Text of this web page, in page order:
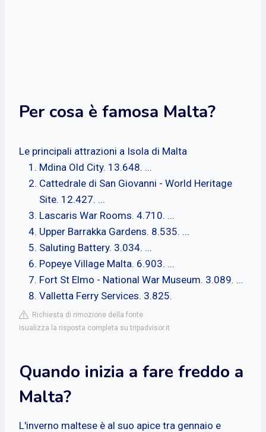
Per cosa è famosa Malta?
Le principali attrazioni a Isola di Malta
Mdina Old City. 13.648. ...
Cattedrale di San Giovanni - World Heritage
Site. 12.427. ...
Lascaris War Rooms. 4.710. ...
Upper Barrakka Gardens. 8.535. ...
Saluting Battery. 3.034. ...
Popeye Village Malta. 6.903. ...
Fort St Elmo - National War Museum. 3.089. ...
Valletta Ferry Services. 3.825.
Richiesta di rimozione della fonte
isualizza la risposta completa su tripadvisor.it
Quando inizia a fare freddo a
Malta?
L'inverno maltese è al suo apice tra gennaio e